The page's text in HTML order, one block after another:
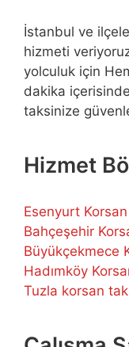
İstanbul ve
hizmeti
yolculuk için
dakika
taksinize
Hizmet
Esenyurt
Bahçeşehir
Büyükçekmece
Hadımköy
Tuzla korsan